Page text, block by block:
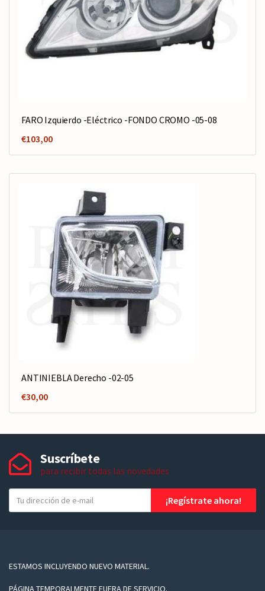
FARO Izquierdo -Eléctrico -FONDO CROMO -05-08
€103,00
ANTINIEBLA Derecho -02-05
€30,00
Suscríbete
para recibir todas las novedades
u
a
¡Regístrate ahora!
ESTAMOS INCLUYENDO NUEVO MATERIAL.
PÁGINA TEMPORALMENTE FUERA DE SERVICIO.